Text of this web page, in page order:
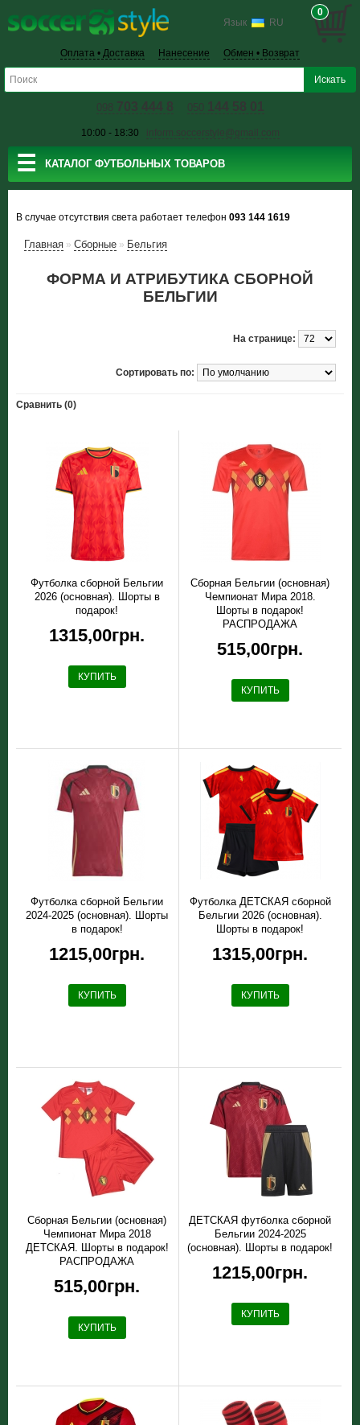
Язык RU
0
Оплата • Доставка Нанесение Обмен • Возврат
098 703 444 8 050 144 58 01
10:00 - 18:30 inform.soccerstyle@gmail.com
☰ КАТАЛОГ ФУТБОЛЬНЫХ ТОВАРОВ
В случае отсутствия света работает телефон 093 144 1619
Главная » Сборные » Бельгия
ФОРМА И АТРИБУТИКА СБОРНОЙ
БЕЛЬГИИ
На странице:
Сортировать по:
Сравнить (0)
Футболка сборной Бельгии
2026 (основная). Шорты в
подарок!
1315,00грн.
КУПИТЬ
Сборная Бельгии (основная)
Чемпионат Мира 2018.
Шорты в подарок!
РАСПРОДАЖА
515,00грн.
КУПИТЬ
Футболка сборной Бельгии
2024-2025 (основная). Шорты
в подарок!
1215,00грн.
КУПИТЬ
Футболка ДЕТСКАЯ сборной
Бельгии 2026 (основная).
Шорты в подарок!
1315,00грн.
КУПИТЬ
Сборная Бельгии (основная)
Чемпионат Мира 2018
ДЕТСКАЯ. Шорты в подарок!
РАСПРОДАЖА
515,00грн.
КУПИТЬ
ДЕТСКАЯ футболка сборной
Бельгии 2024-2025
(основная). Шорты в подарок!
1215,00грн.
КУПИТЬ